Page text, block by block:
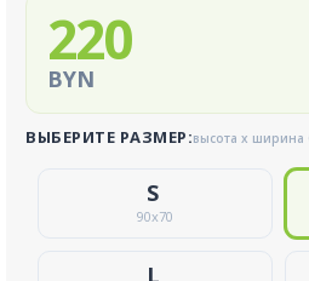
220
BYN
ВЫБЕРИТЕ РАЗМЕР:высота x ширина
90x70